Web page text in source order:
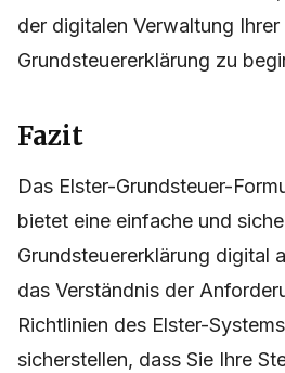
der digitalen Verwaltung Ihrer
Grundsteuererklärung zu
Fazit
Das Elster-Grundsteuer-
bietet eine einfache und
Grundsteuererklärung digital
das Verständnis der
Richtlinien des Elster-
sicherstellen, dass Sie Ihre